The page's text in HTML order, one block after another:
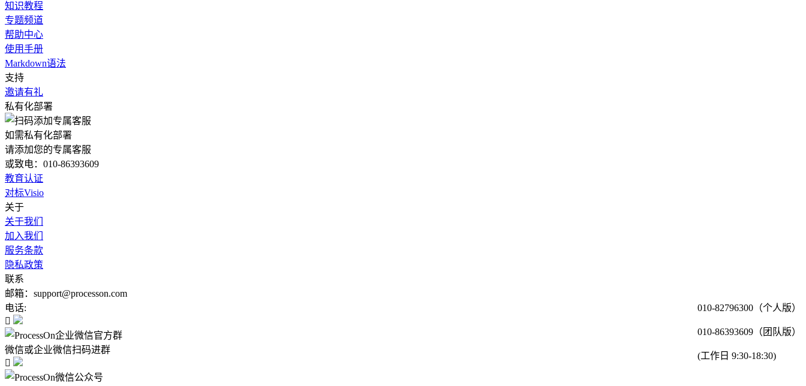
知识教程
专题频道
帮助中心
使用手册
Markdown语法
支持
邀请有礼
私有化部署
如需私有化部署
请添加您的专属客服
或致电：010-86393609
教育认证
对标Visio
关于
关于我们
加入我们
服务条款
隐私政策
联系
邮箱：support@processon.com
电话:
010-82796300（个人版）
010-86393609（团队版）
(工作日 9:30-18:30)

微信或企业微信扫码进群
